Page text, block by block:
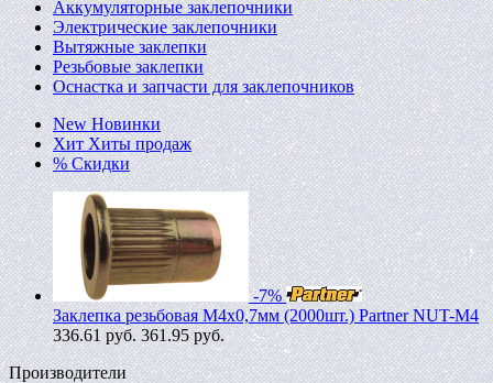
Аккумуляторные заклепочники
Электрические заклепочники
Вытяжные заклепки
Резьбовые заклепки
Оснастка и запчасти для заклепочников
New Новинки
Хит Хиты продаж
% Скидки
-7%
Заклепка резьбовая M4х0,7мм (2000шт.) Partner NUT-M4
336.61руб. 361.95 руб.
Производители